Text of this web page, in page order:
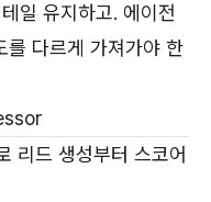
일 유지하고. 에이전
를 다르게 가져가야 한
드 생성부터 스코어